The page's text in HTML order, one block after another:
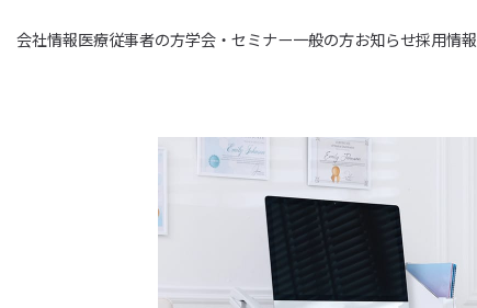
会社情報医療従事者の方学会・セミナー一般の方お知らせ採用情報